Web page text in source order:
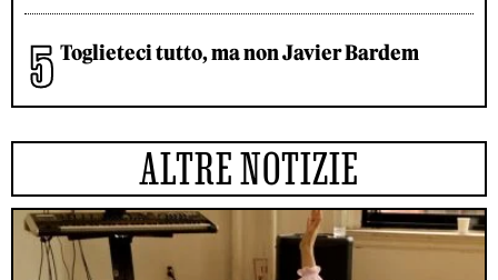
Toglieteci tutto, ma non Javier Bardem
ALTRE NOTIZIE